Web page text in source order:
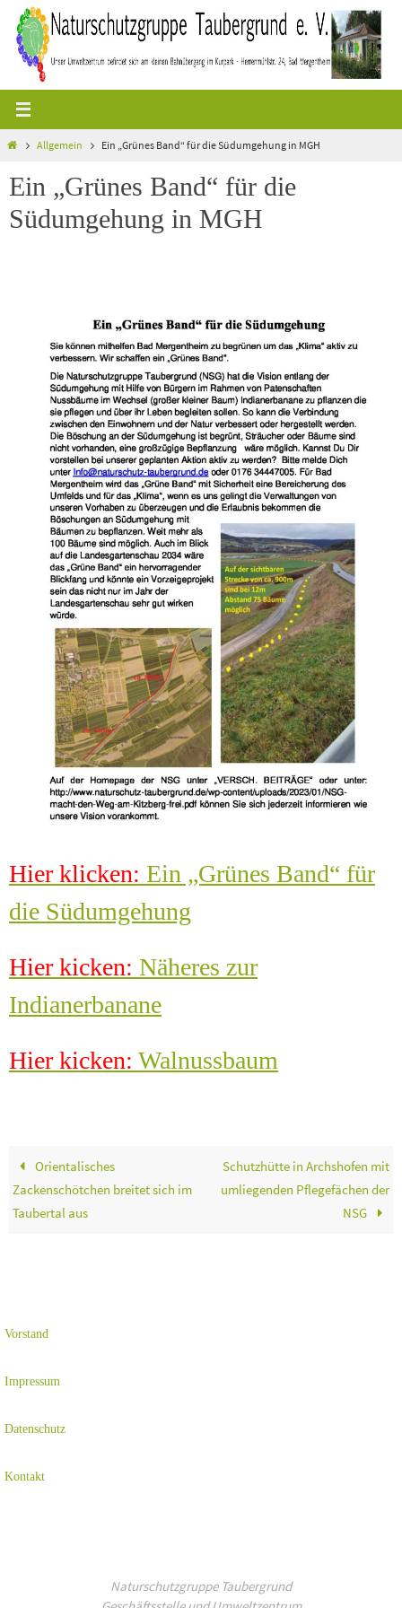
Zum
Inhalt
springen
StartAllgemein Ein „Grünes Band“ für die Südumgehung in MGH
Ein „Grünes Band“ für die
Südumgehung in MGH
Hier klicken: Ein „Grünes Band“ für
die Südumgehung
Hier kicken: Näheres zur
Indianerbanane
Hier kicken: Walnussbaum
Orientalisches
Zackenschötchen breitet sich im
Taubertal aus
Schutzhütte in Archshofen mit
umliegenden Pflegefächen der
NSG
Vorstand
Impressum
Datenschutz
Kontakt
Naturschutzgruppe Taubergrund